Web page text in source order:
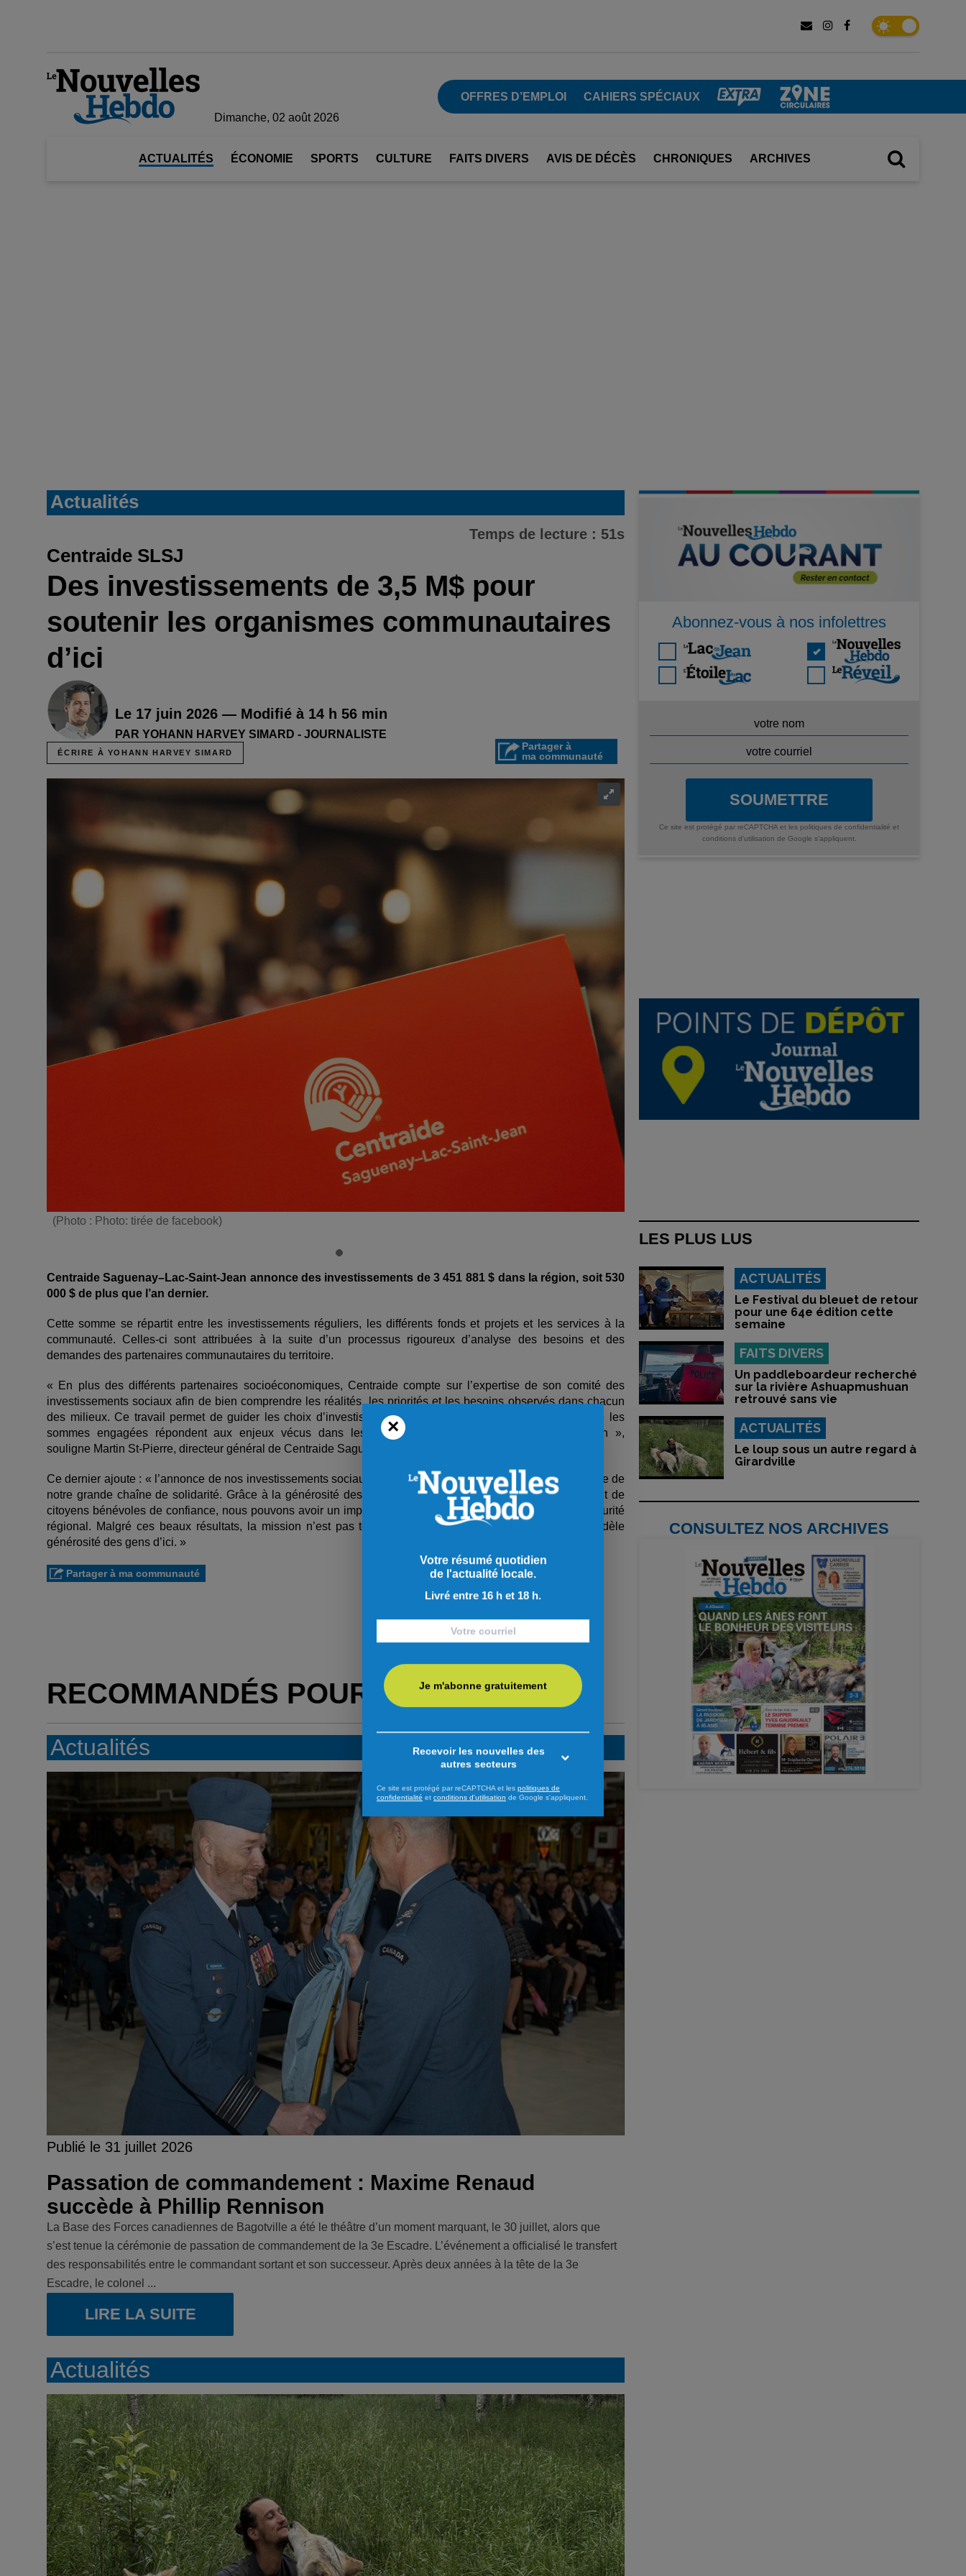
Dimanche, 02 août 2026
OFFRES D’EMPLOI CAHIERS SPÉCIAUX
ACTUALITÉS ÉCONOMIE SPORTS CULTURE FAITS DIVERS AVIS DE DÉCÈS CHRONIQUES ARCHIVES
Actualités
Temps de lecture : 51s
Centraide SLSJ
Des investissements de 3,5 M$ pour
soutenir les organismes communautaires
d’ici
Le 17 juin 2026 — Modifié à 14 h 56 min
PAR YOHANN HARVEY SIMARD - JOURNALISTE
ÉCRIRE À YOHANN HARVEY SIMARD
Partager à
ma communauté
(Photo : Photo: tirée de facebook)
Centraide Saguenay–Lac-Saint-Jean annonce des investissements de 3 451 881 $ dans la région, soit 530
000 $ de plus que l’an dernier.
Cette somme se répartit entre les investissements réguliers, les différents fonds et projets et les services à la
communauté. Celles-ci sont attribuées à la suite d’un processus rigoureux d’analyse des besoins et des
demandes des partenaires communautaires du territoire.
« En plus des différents partenaires socioéconomiques, Centraide compte sur l’expertise de son comité des
investissements sociaux afin de bien comprendre les réalités, les priorités et les besoins observés dans chacun
des milieux. Ce travail permet de guider les choix d’investissement de façon éclairée et de s’assurer que les
sommes engagées répondent aux enjeux vécus dans les communautés du Saguenay–Lac-Saint-Jean »,
souligne Martin St-Pierre, directeur général de Centraide Saguenay–Lac-Saint-Jean.
Ce dernier ajoute : « l’annonce de nos investissements sociaux représente en quelque sorte la dernière étape de
notre grande chaîne de solidarité. Grâce à la générosité des individus et des entreprises et à l’engagement de
citoyens bénévoles de confiance, nous pouvons avoir un impact majeur et ainsi consolider notre filet de sécurité
régional. Malgré ces beaux résultats, la mission n’est pas terminée, mais nous restons confiants de la fidèle
générosité des gens d’ici. »
Partager à ma communauté
RECOMMANDÉS POUR VOUS
Actualités
Publié le 31 juillet 2026
Passation de commandement : Maxime Renaud
succède à Phillip Rennison
La Base des Forces canadiennes de Bagotville a été le théâtre d’un moment marquant, le 30 juillet, alors que
s’est tenue la cérémonie de passation de commandement de la 3e Escadre. L’événement a officialisé le transfert
des responsabilités entre le commandant sortant et son successeur. Après deux années à la tête de la 3e
Escadre, le colonel ...
LIRE LA SUITE
Actualités
Abonnez-vous à nos infolettres
SOUMETTRE
Ce site est protégé par reCAPTCHA et les politiques de confidentialité et
conditions d'utilisation de Google s'appliquent.
LES PLUS LUS
ACTUALITÉS
Le Festival du bleuet de retour
pour une 64e édition cette
semaine
FAITS DIVERS
Un paddleboardeur recherché
sur la rivière Ashuapmushuan
retrouvé sans vie
ACTUALITÉS
Le loup sous un autre regard à
Girardville
CONSULTEZ NOS ARCHIVES
×
Votre résumé quotidien
de l'actualité locale.
Livré entre 16 h et 18 h.
Je m'abonne gratuitement
Recevoir les nouvelles des
autres secteurs
Ce site est protégé par reCAPTCHA et les politiques de
confidentialité et conditions d'utilisation de Google s'appliquent.